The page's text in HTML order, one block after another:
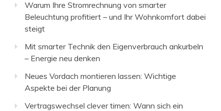
Warum Ihre Stromrechnung von smarter
Beleuchtung profitiert – und Ihr Wohnkomfort dabei
steigt
Mit smarter Technik den Eigenverbrauch ankurbeln
– Energie neu denken
Neues Vordach montieren lassen: Wichtige
Aspekte bei der Planung
Vertragswechsel clever timen: Wann sich ein